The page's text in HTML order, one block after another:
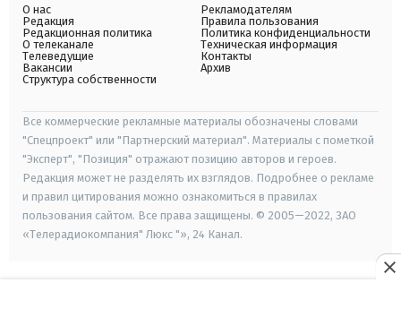
О нас
Редакция
Редакционная политика
О телеканале
Телеведущие
Вакансии
Структура собственности
Рекламодателям
Правила пользования
Политика конфиденциальности
Техническая информация
Контакты
Архив
Все коммерческие рекламные материалы обозначены словами
"Спецпроект" или "Партнерский материал". Материалы с пометкой
"Эксперт", "Позиция" отражают позицию авторов и героев.
Редакция может не разделять их взглядов. Подробнее о рекламе
и правил цитирования можно ознакомиться в правилах
пользования сайтом. Все права защищены. © 2005—2022, ЗАО
«Телерадиокомпания" Люкс "», 24 Канал.